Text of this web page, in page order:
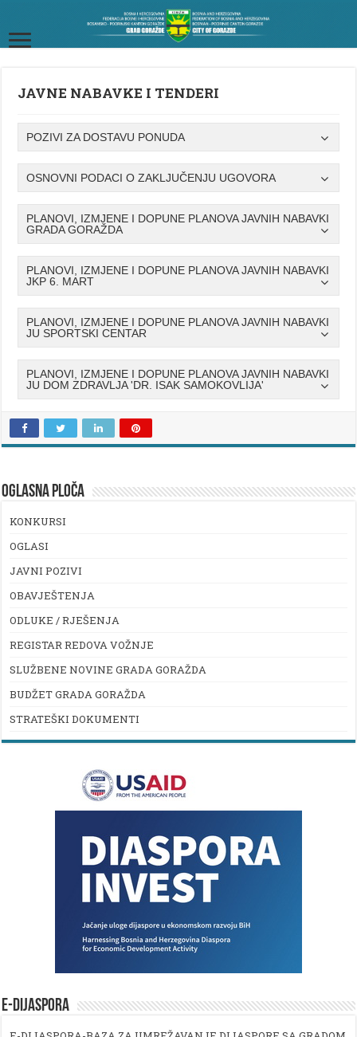
JAVNE NABAVKE I TENDERI
POZIVI ZA DOSTAVU PONUDA
OSNOVNI PODACI O ZAKLJUČENJU UGOVORA
PLANOVI, IZMJENE I DOPUNE PLANOVA JAVNIH NABAVKI
GRADA GORAŽDA
PLANOVI, IZMJENE I DOPUNE PLANOVA JAVNIH NABAVKI
JKP 6. MART
PLANOVI, IZMJENE I DOPUNE PLANOVA JAVNIH NABAVKI
JU SPORTSKI CENTAR
PLANOVI, IZMJENE I DOPUNE PLANOVA JAVNIH NABAVKI
JU DOM ZDRAVLJA 'DR. ISAK SAMOKOVLIJA'
OGLASNA PLOČA
KONKURSI
OGLASI
JAVNI POZIVI
OBAVJEŠTENJA
ODLUKE / RJEŠENJA
REGISTAR REDOVA VOŽNJE
SLUŽBENE NOVINE GRADA GORAŽDA
BUDŽET GRADA GORAŽDA
STRATEŠKI DOKUMENTI
E-DIJASPORA